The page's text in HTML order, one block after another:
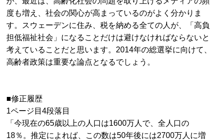
度も増え、社会の関心が高まっているのがよく分かりま
す。スウェーデンに住み、税を納める全ての人が、「高負
担低福祉社会」になることだけは避けなければならないと
考えていることだと思います。2014年の総選挙に向けて、
高齢者政策は重要な論点となるでしょう。
■修正履歴
1ページ目4段落目
「今現在の65歳以上の人口は1600万人で、全人口の
18％。推定によれば、この数は50年後には2700万人に増